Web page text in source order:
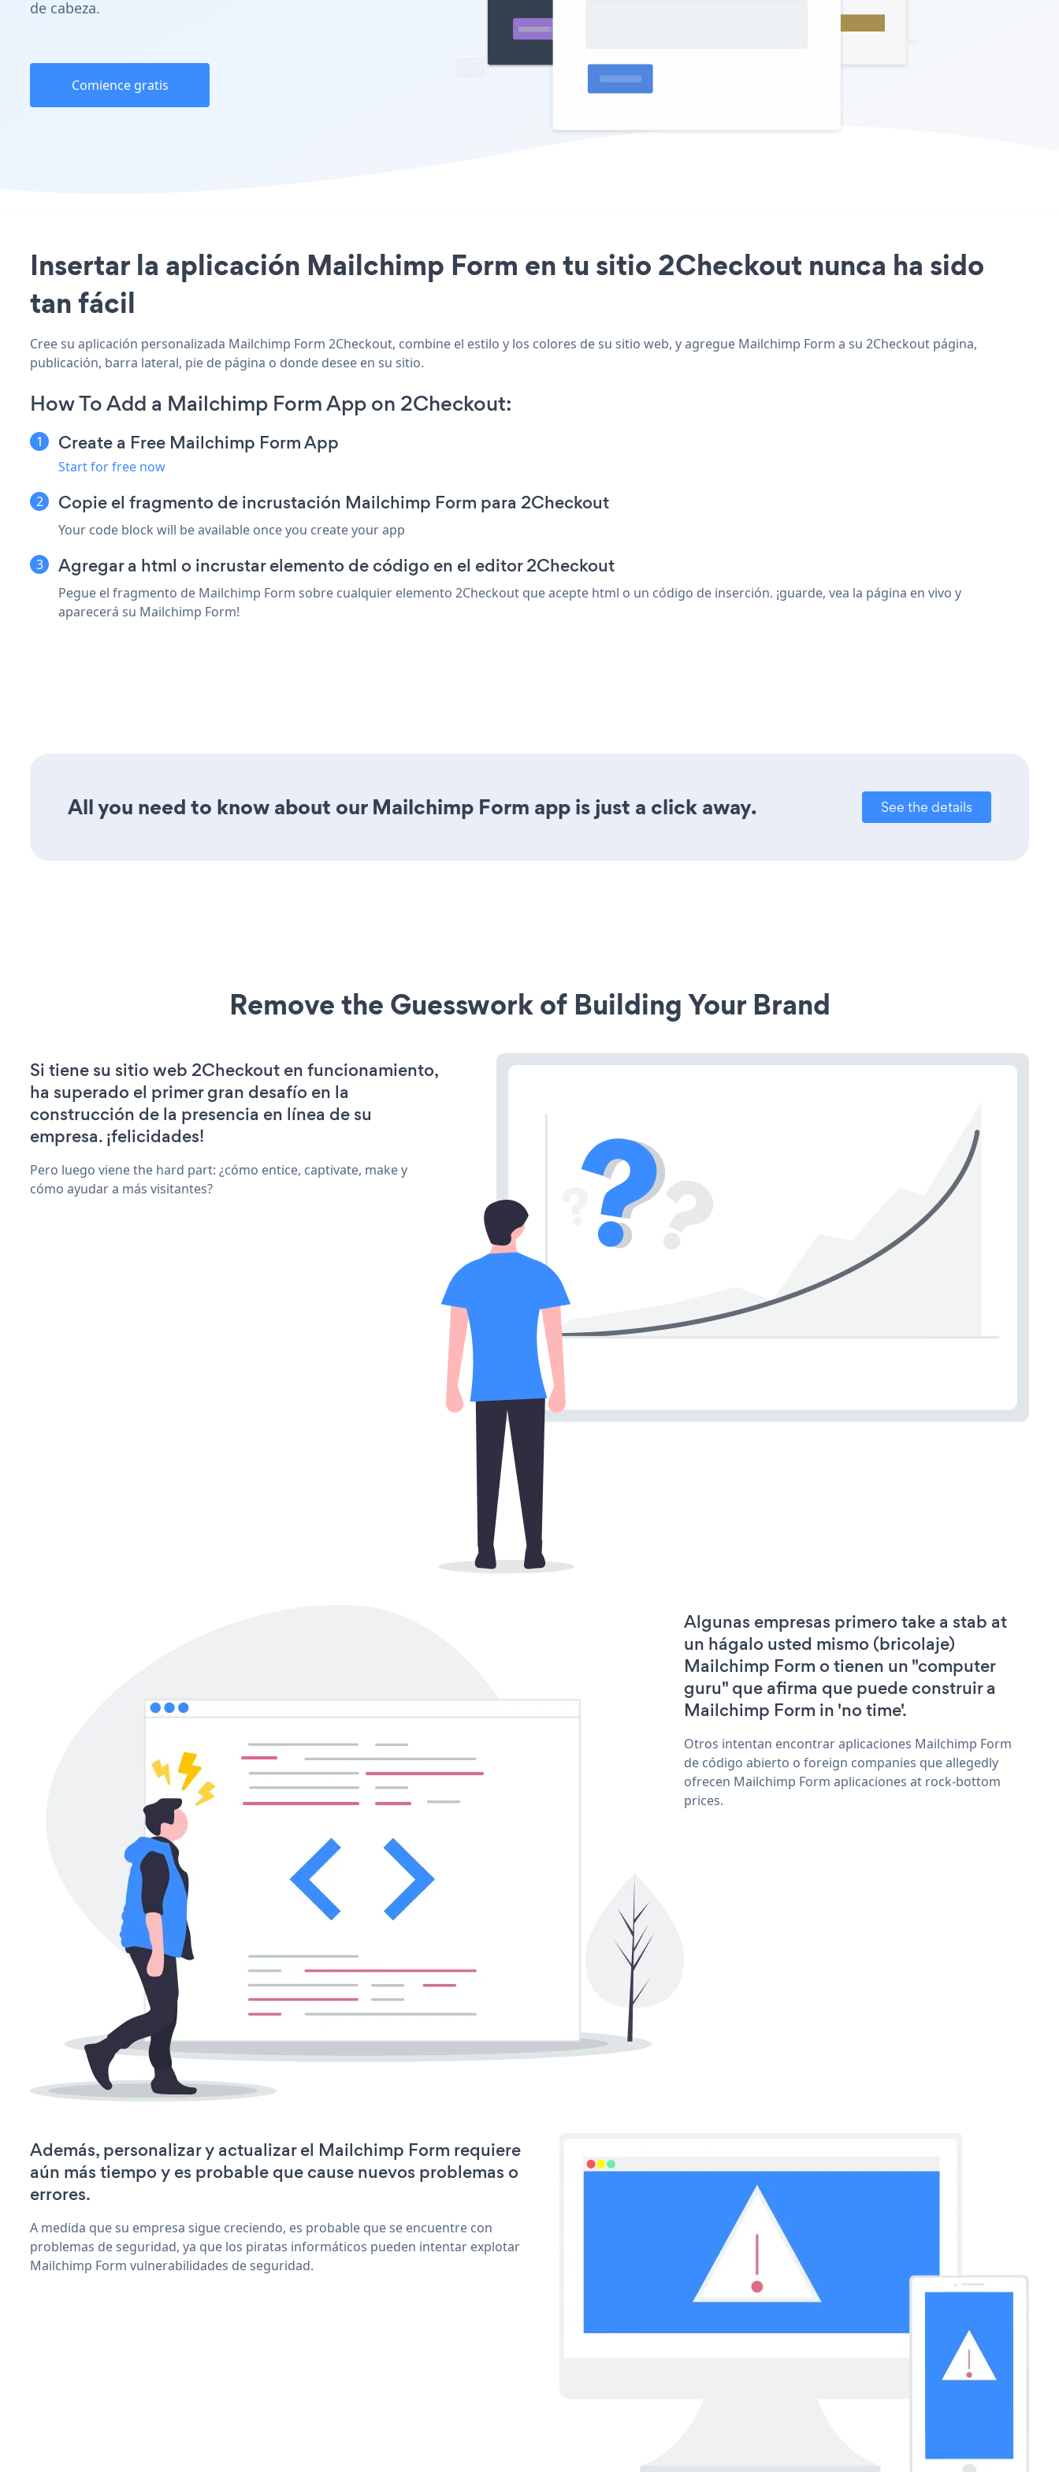
de cabeza.
Comience gratis
Insertar la aplicación Mailchimp Form en tu sitio 2Checkout nunca ha sido
tan fácil
Cree su aplicación personalizada Mailchimp Form 2Checkout, combine el estilo y los colores de su sitio web, y agregue Mailchimp Form a su 2Checkout página,
publicación, barra lateral, pie de página o donde desee en su sitio.
How To Add a Mailchimp Form App on 2Checkout:
Create a Free Mailchimp Form App
Start for free now
Copie el fragmento de incrustación Mailchimp Form para 2Checkout
Your code block will be available once you create your app
Agregar a html o incrustar elemento de código en el editor 2Checkout
Pegue el fragmento de Mailchimp Form sobre cualquier elemento 2Checkout que acepte html o un código de inserción. ¡guarde, vea la página en vivo y
aparecerá su Mailchimp Form!
All you need to know about our Mailchimp Form app is just a click away. See the details
Remove the Guesswork of Building Your Brand
Si tiene su sitio web 2Checkout en funcionamiento,
ha superado el primer gran desafío en la
construcción de la presencia en línea de su
empresa. ¡felicidades!
Pero luego viene the hard part: ¿cómo entice, captivate, make y
cómo ayudar a más visitantes?
Algunas empresas primero take a stab at
un hágalo usted mismo (bricolaje)
Mailchimp Form o tienen un "computer
guru" que afirma que puede construir a
Mailchimp Form in 'no time'.
Otros intentan encontrar aplicaciones Mailchimp Form
de código abierto o foreign companies que allegedly
ofrecen Mailchimp Form aplicaciones at rock-bottom
prices.
Además, personalizar y actualizar el Mailchimp Form requiere
aún más tiempo y es probable que cause nuevos problemas o
errores.
A medida que su empresa sigue creciendo, es probable que se encuentre con
problemas de seguridad, ya que los piratas informáticos pueden intentar explotar
Mailchimp Form vulnerabilidades de seguridad.